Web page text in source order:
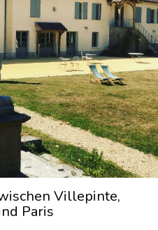
Villepinte,
Paris